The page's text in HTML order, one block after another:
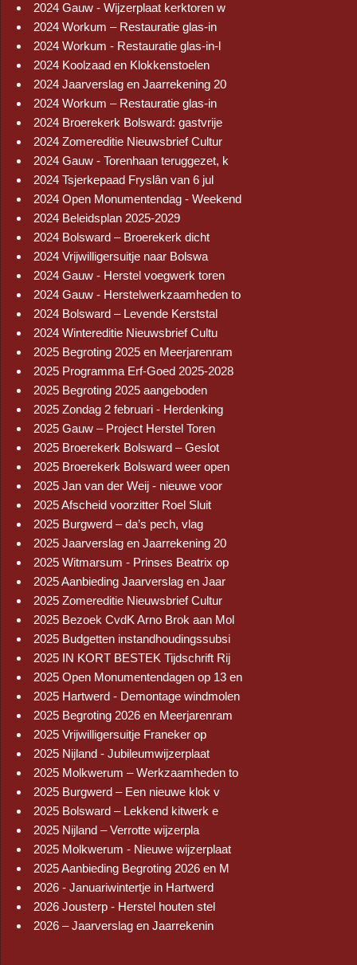
2024 Gauw - Wijzerplaat kerktoren w
2024 Workum – Restauratie glas-in
2024 Workum - Restauratie glas-in-l
2024 Koolzaad en Klokkenstoelen
2024 Jaarverslag en Jaarrekening 20
2024 Workum – Restauratie glas-in
2024 Broerekerk Bolsward: gastvrije
2024 Zomereditie Nieuwsbrief Cultur
2024 Gauw - Torenhaan teruggezet, k
2024 Tsjerkepaad Fryslân van 6 jul
2024 Open Monumentendag - Weekend
2024 Beleidsplan 2025-2029
2024 Bolsward – Broerekerk dicht
2024 Vrijwilligersuitje naar Bolswa
2024 Gauw - Herstel voegwerk toren
2024 Gauw - Herstelwerkzaamheden to
2024 Bolsward – Levende Kerststal
2024 Wintereditie Nieuwsbrief Cultu
2025 Begroting 2025 en Meerjarenram
2025 Programma Erf-Goed 2025-2028
2025 Begroting 2025 aangeboden
2025 Zondag 2 februari - Herdenking
2025 Gauw – Project Herstel Toren
2025 Broerekerk Bolsward – Geslot
2025 Broerekerk Bolsward weer open
2025 Jan van der Weij - nieuwe voor
2025 Afscheid voorzitter Roel Sluit
2025 Burgwerd – da’s pech, vlag
2025 Jaarverslag en Jaarrekening 20
2025 Witmarsum - Prinses Beatrix op
2025 Aanbieding Jaarverslag en Jaar
2025 Zomereditie Nieuwsbrief Cultur
2025 Bezoek CvdK Arno Brok aan Mol
2025 Budgetten instandhoudingssubsi
2025 IN KORT BESTEK Tijdschrift Rij
2025 Open Monumentendagen op 13 en
2025 Hartwerd - Demontage windmolen
2025 Begroting 2026 en Meerjarenram
2025 Vrijwilligersuitje Franeker op
2025 Nijland - Jubileumwijzerplaat
2025 Molkwerum – Werkzaamheden to
2025 Burgwerd – Een nieuwe klok v
2025 Bolsward – Lekkend kitwerk e
2025 Nijland – Verrotte wijzerpla
2025 Molkwerum - Nieuwe wijzerplaat
2025 Aanbieding Begroting 2026 en M
2026 - Januariwintertje in Hartwerd
2026 Jousterp - Herstel houten stel
2026 – Jaarverslag en Jaarrekenin